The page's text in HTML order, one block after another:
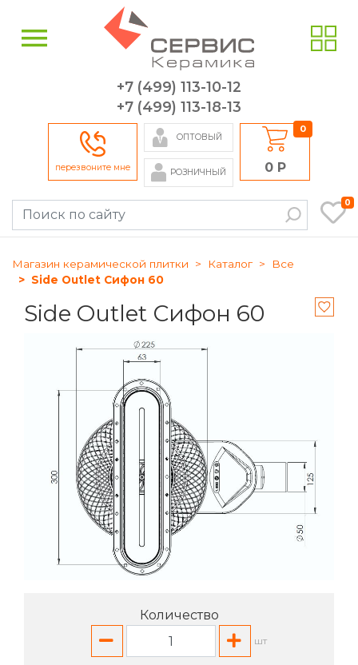
+7 (499) 113-10-12
+7 (499) 113-18-13
перезвоните мне
ОПТОВЫЙ
РОЗНИЧНЫЙ
0
0 Р
0
Магазин керамической плитки Каталог
Все
Side Outlet Сифон 60
Side Outlet Сифон 60
Количество
шт